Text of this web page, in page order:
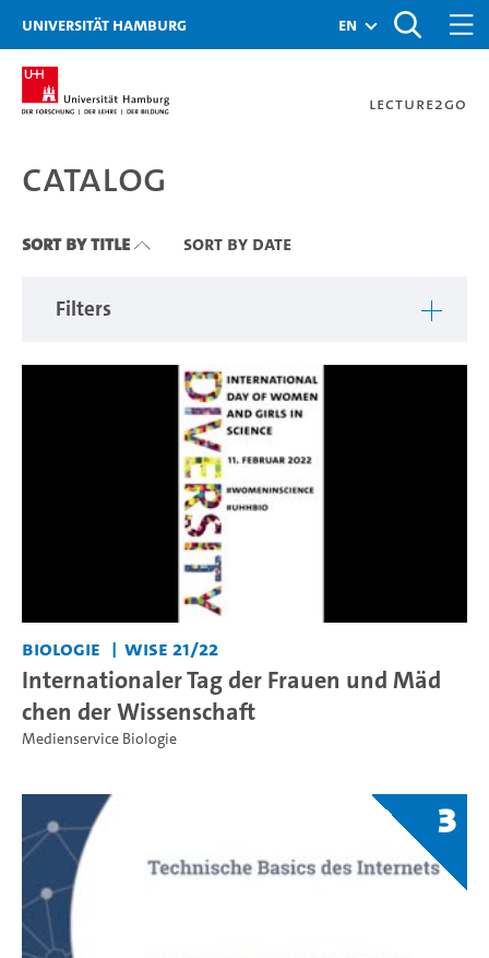
Zu den Filtern
Zur Metanavigation
Zur Hauptnavigation
Zur Suche
Zum Inhalt
Zum Seitenfuss
Universität Hamburg en
Lecture2Go
Catalog
Catalog
Sort By Title Sort By Date
Filters
Biologie WiSe 21/22
Internationaler Tag der Frauen und Mäd
chen der Wissenschaft
Medienservice Biologie
3